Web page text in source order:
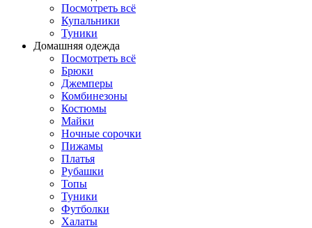
Посмотреть всё
Купальники
Туники
Домашняя одежда
Посмотреть всё
Брюки
Джемперы
Комбинезоны
Костюмы
Майки
Ночные сорочки
Пижамы
Платья
Рубашки
Топы
Туники
Футболки
Халаты